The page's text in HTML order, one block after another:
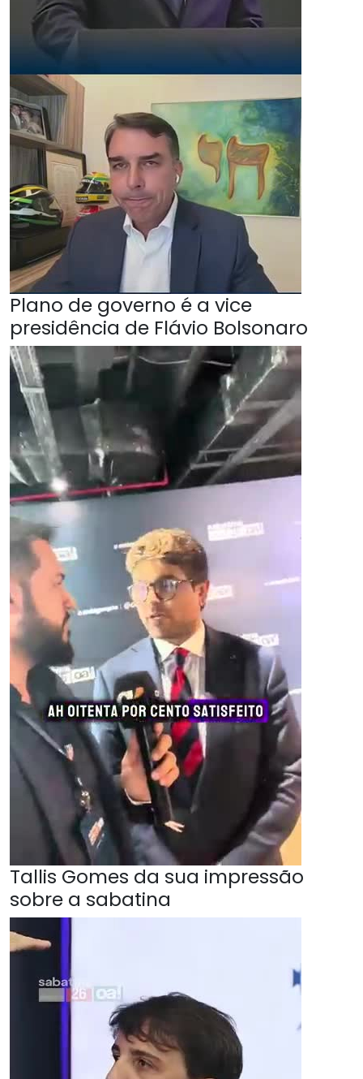
Plano de governo é a vice
presidência de Flávio Bolsonaro
Tallis Gomes da sua impressão
sobre a sabatina